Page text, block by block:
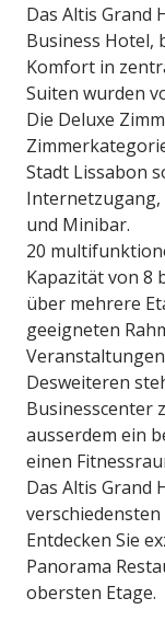
Das Altis Grand
Business Hotel,
Komfort in
Suiten wurden
Die Deluxe
Stadt Lissabon
Internetzugang,
und Minibar.
20
Kapazität von 8
über mehrere
geeigneten
Desweiteren
Businesscenter
ausserdem ein
einen
Das Altis Grand
Entdecken Sie
Panorama
obersten Etage.